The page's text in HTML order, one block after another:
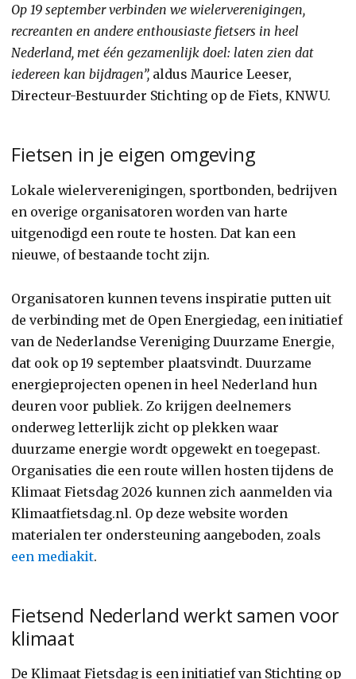
Op 19 september verbinden we wielerverenigingen,
recreanten en andere enthousiaste fietsers in heel
Nederland, met één gezamenlijk doel: laten zien dat
iedereen kan bijdragen”, aldus Maurice Leeser,
Directeur-Bestuurder Stichting op de Fiets, KNWU.
Fietsen in je eigen omgeving
Lokale wielerverenigingen, sportbonden, bedrijven
en overige organisatoren worden van harte
uitgenodigd een route te hosten. Dat kan een
nieuwe, of bestaande tocht zijn.
Organisatoren kunnen tevens inspiratie putten uit
de verbinding met de Open Energiedag, een initiatief
van de Nederlandse Vereniging Duurzame Energie,
dat ook op 19 september plaatsvindt. Duurzame
energieprojecten openen in heel Nederland hun
deuren voor publiek. Zo krijgen deelnemers
onderweg letterlijk zicht op plekken waar
duurzame energie wordt opgewekt en toegepast.
Organisaties die een route willen hosten tijdens de
Klimaat Fietsdag 2026 kunnen zich aanmelden via
Klimaatfietsdag.nl. Op deze website worden
materialen ter ondersteuning aangeboden, zoals
een mediakit.
Fietsend Nederland werkt samen voor
klimaat
De Klimaat Fietsdag is een initiatief van Stichting op